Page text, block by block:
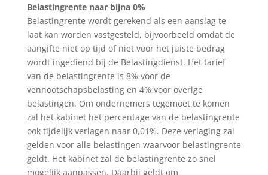
Belastingrente naar bijna 0%
Belastingrente wordt gerekend als een aanslag te
laat kan worden vastgesteld, bijvoorbeeld omdat de
aangifte niet op tijd of niet voor het juiste bedrag
wordt ingediend bij de Belastingdienst. Het tarief
van de belastingrente is 8% voor de
vennootschapsbelasting en 4% voor overige
belastingen. Om ondernemers tegemoet te komen
zal het kabinet het percentage van de belastingrente
ook tijdelijk verlagen naar 0,01%. Deze verlaging zal
gelden voor alle belastingen waarvoor belastingrente
geldt. Het kabinet zal de belastingrente zo snel
mogelijk aanpassen. Daarbij geldt om